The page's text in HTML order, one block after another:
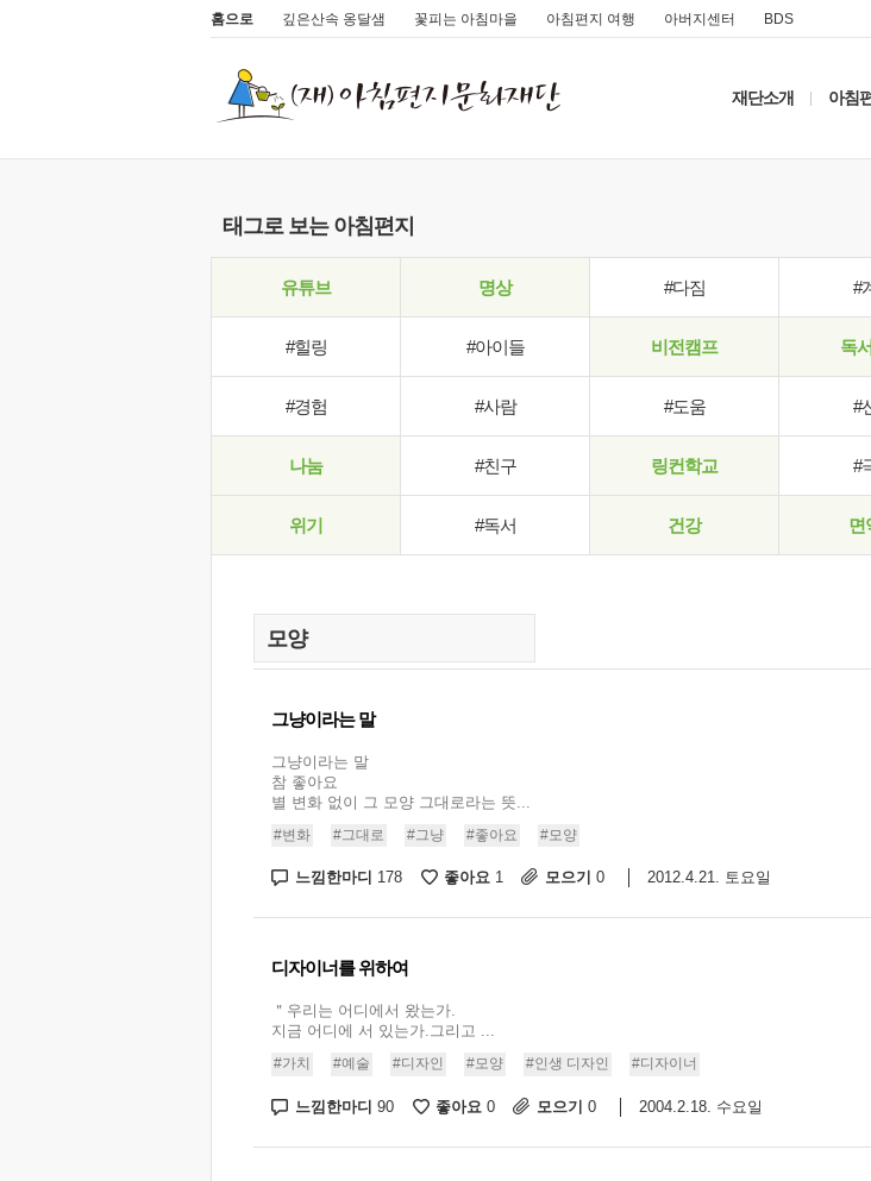
홈으로 깊은산속 옹달샘 꽃피는 아침마을 아침편지 여행 아버지센터 BDS
재단소개 아침
태그로 보는 아침편지
유튜브 명상 #다짐 #
#힐링 #아이들 비전캠프 독
#경험 #사람 #도움 #
나눔 #친구 링컨학교 #
위기 #독서 건강 면
그냥이라는 말
그냥이라는 말
참 좋아요
별 변화 없이 그 모양 그대로라는 뜻...
#변화 #그대로 #그냥 #좋아요 #모양
느낌한마디 178 좋아요 1 모으기 0 2012.4.21. 토요일
디자이너를 위하여
＂우리는 어디에서 왔는가.
지금 어디에 서 있는가.그리고 ...
#가치 #예술 #디자인 #모양 #인생 디자인 #디자이너
느낌한마디 90 좋아요 0 모으기 0 2004.2.18. 수요일